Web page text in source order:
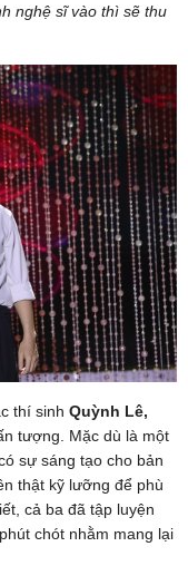
nghệ sĩ vào thì sẽ thu
thí sinh Quỳnh Lê,
tượng. Mặc dù là một
sự sáng tạo cho bản
thật kỹ lưỡng để phù
cả ba đã tập luyện
chót nhằm mang lại